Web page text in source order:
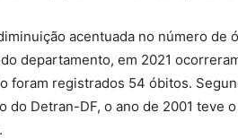
acentuada no número de
departamento, em 2021
foram registrados 54 óbitos.
do Detran-DF, o ano de 2001 teve